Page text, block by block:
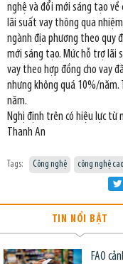
nghệ và đổi mới sáng tạo về
lãi suất vay thông qua
ngành địa phương theo quy
mới sáng tạo. Mức hỗ trợ lãi
vay theo hợp đồng cho vay
nhưng không quá 10%/
năm.
Nghị định trên có hiệu lực từ
Thanh An
Tags: Công nghệ công nghệ cao
TIN NỔI BẬT
FAO